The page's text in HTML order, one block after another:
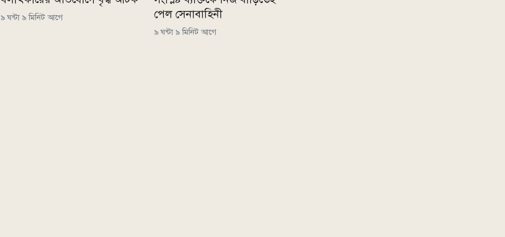
৯ ঘন্টা ৯ মিনিট আগে
পেল সেনাবাহিনী
৯ ঘন্টা ৯ মিনিট আগে